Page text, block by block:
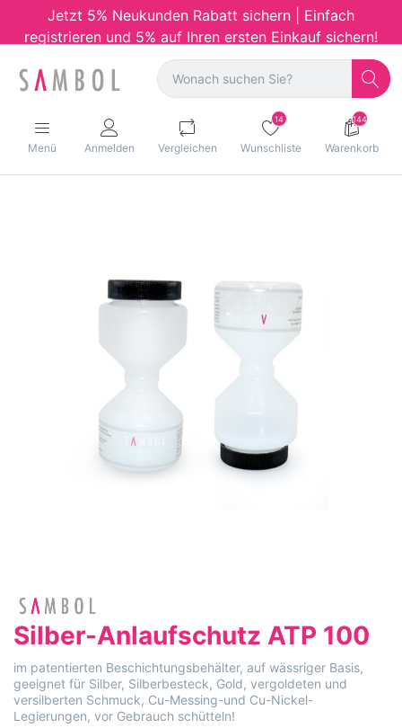
Jetzt 5% Neukunden Rabatt sichern | Einfach
registrieren und 5% auf Ihren ersten Einkauf sichern!
Menü Anmelden Vergleichen
14
Wunschliste
144
Warenkorb
Silber-Anlaufschutz ATP 100
im patentierten Beschichtungsbehälter, auf wässriger Basis,
geeignet für Silber, Silberbesteck, Gold, vergoldeten und
versilberten Schmuck, Cu-Messing-und Cu-Nickel-
Legierungen, vor Gebrauch schütteln!